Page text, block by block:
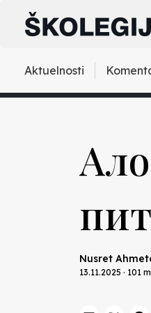
Aktuelnosti
Nusret
13.11.2025 · 101